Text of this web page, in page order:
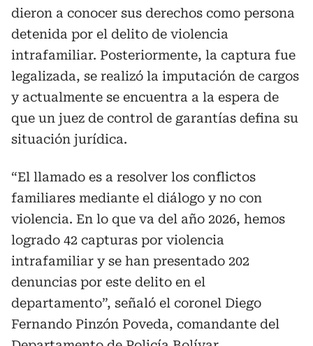
dieron a conocer sus derechos como persona
detenida por el delito de violencia
intrafamiliar. Posteriormente, la captura fue
legalizada, se realizó la imputación de cargos
y actualmente se encuentra a la espera de
que un juez de control de garantías defina su
situación jurídica.
“El llamado es a resolver los conflictos
familiares mediante el diálogo y no con
violencia. En lo que va del año 2026, hemos
logrado 42 capturas por violencia
intrafamiliar y se han presentado 202
denuncias por este delito en el
departamento”, señaló el coronel Diego
Fernando Pinzón Poveda, comandante del